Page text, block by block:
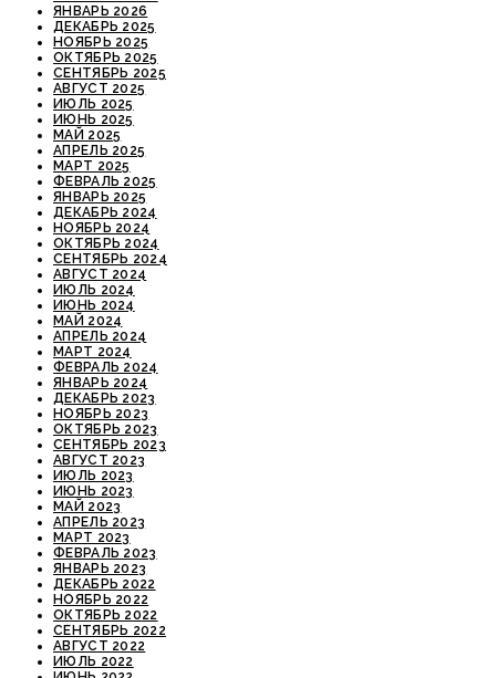
ЯНВАРЬ 2026
ДЕКАБРЬ 2025
НОЯБРЬ 2025
ОКТЯБРЬ 2025
СЕНТЯБРЬ 2025
АВГУСТ 2025
ИЮЛЬ 2025
ИЮНЬ 2025
МАЙ 2025
АПРЕЛЬ 2025
МАРТ 2025
ФЕВРАЛЬ 2025
ЯНВАРЬ 2025
ДЕКАБРЬ 2024
НОЯБРЬ 2024
ОКТЯБРЬ 2024
СЕНТЯБРЬ 2024
АВГУСТ 2024
ИЮЛЬ 2024
ИЮНЬ 2024
МАЙ 2024
АПРЕЛЬ 2024
МАРТ 2024
ФЕВРАЛЬ 2024
ЯНВАРЬ 2024
ДЕКАБРЬ 2023
НОЯБРЬ 2023
ОКТЯБРЬ 2023
СЕНТЯБРЬ 2023
АВГУСТ 2023
ИЮЛЬ 2023
ИЮНЬ 2023
МАЙ 2023
АПРЕЛЬ 2023
МАРТ 2023
ФЕВРАЛЬ 2023
ЯНВАРЬ 2023
ДЕКАБРЬ 2022
НОЯБРЬ 2022
ОКТЯБРЬ 2022
СЕНТЯБРЬ 2022
АВГУСТ 2022
ИЮЛЬ 2022